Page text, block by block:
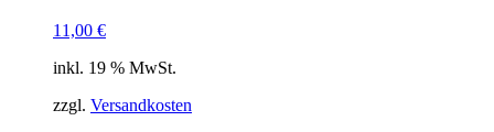
11,00 €
inkl. 19 % MwSt.
zzgl. Versandkosten